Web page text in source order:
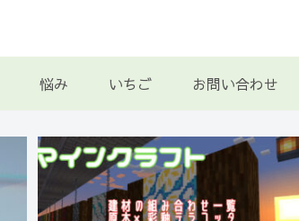
悩み いちご お問い合わせ